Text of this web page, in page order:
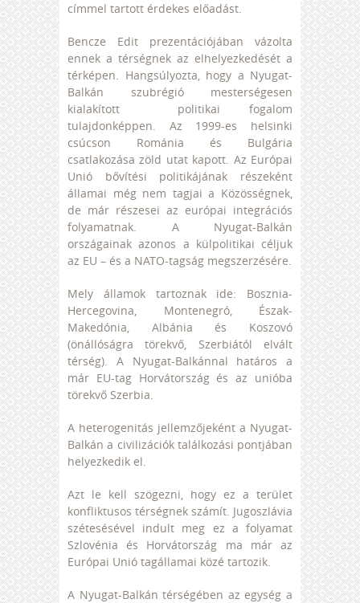
címmel tartott érdekes előadást.
Bencze Edit prezentációjában vázolta
ennek a térségnek az elhelyezkedését a
térképen. Hangsúlyozta, hogy a Nyugat-
Balkán szubrégió mesterségesen
kialakított politikai fogalom
tulajdonképpen. Az 1999-es helsinki
csúcson Románia és Bulgária
csatlakozása zöld utat kapott. Az Európai
Unió bővítési politikájának részeként
államai még nem tagjai a Közösségnek,
de már részesei az európai integrációs
folyamatnak. A Nyugat-Balkán
országainak azonos a külpolitikai céljuk
az EU – és a NATO-tagság megszerzésére.
Mely államok tartoznak ide: Bosznia-
Hercegovina, Montenegró, Észak-
Makedónia, Albánia és Koszovó
(önállóságra törekvő, Szerbiától elvált
térség). A Nyugat-Balkánnal határos a
már EU-tag Horvátország és az unióba
törekvő Szerbia.
A heterogenitás jellemzőjeként a Nyugat-
Balkán a civilizációk találkozási pontjában
helyezkedik el.
Azt le kell szögezni, hogy ez a terület
konfliktusos térségnek számít. Jugoszlávia
szétesésével indult meg ez a folyamat
Szlovénia és Horvátország ma már az
Európai Unió tagállamai közé tartozik.
A Nyugat-Balkán térségében az egység a